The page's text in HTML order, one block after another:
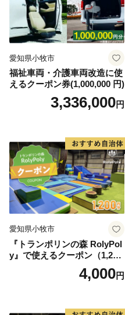
愛知県小牧市
福祉車両・介護車両改造に使
えるクーポン券(1,000,000 円)
3,336,000円
愛知県小牧市
『トランポリンの森 RolyPol
y』で使えるクーポン（1,200
4,000円